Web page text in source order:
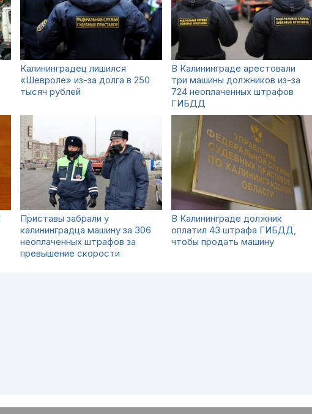
Калининградец лишился
«Шевроле» из-за долга в 250
тысяч рублей
В Калининграде арестовали
три машины должников из-за
724 неоплаченных штрафов
ГИБДД
Приставы забрали у
калининградца машину за 306
неоплаченных штрафов за
превышение скорости
В Калининграде должник
оплатил 43 штрафа ГИБДД,
чтобы продать машину